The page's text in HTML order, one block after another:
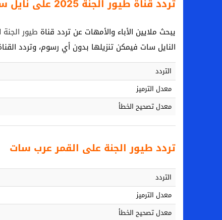
تردد قناة طيور الجنة 2025 على نايل سات
يبحث ملايين الأباء والأمهات عن تردد قناة طيور الجنة
النايل سات فيمكن تنزيلها بدون أي رسوم، وتردد
التردد
معدل الترميز
معدل تصحيح الخطأ
تردد طيور الجنة على القمر عرب سات
التردد
معدل الترميز
معدل تصحيح الخطأ